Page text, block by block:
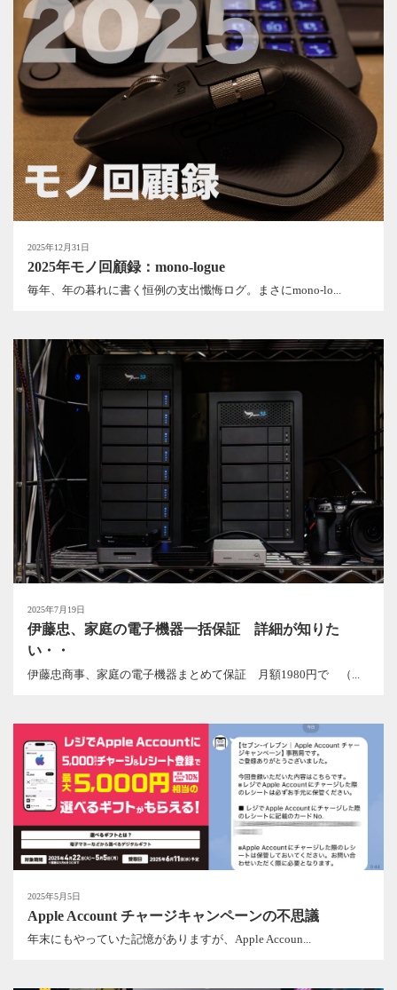
2025年12月31日
2025年モノ回顧録：mono-logue
毎年、年の暮れに書く恒例の支出懺悔ログ。まさにmono-lo...
2025年7月19日
伊藤忠、家庭の電子機器一括保証 詳細が知りた
い・・
伊藤忠商事、家庭の電子機器まとめて保証 月額1980円で （...
2025年5月5日
Apple Account チャージキャンペーンの不思議
年末にもやっていた記憶がありますが、Apple Accoun...